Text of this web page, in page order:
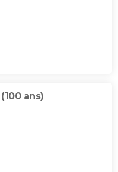
(100 ans)